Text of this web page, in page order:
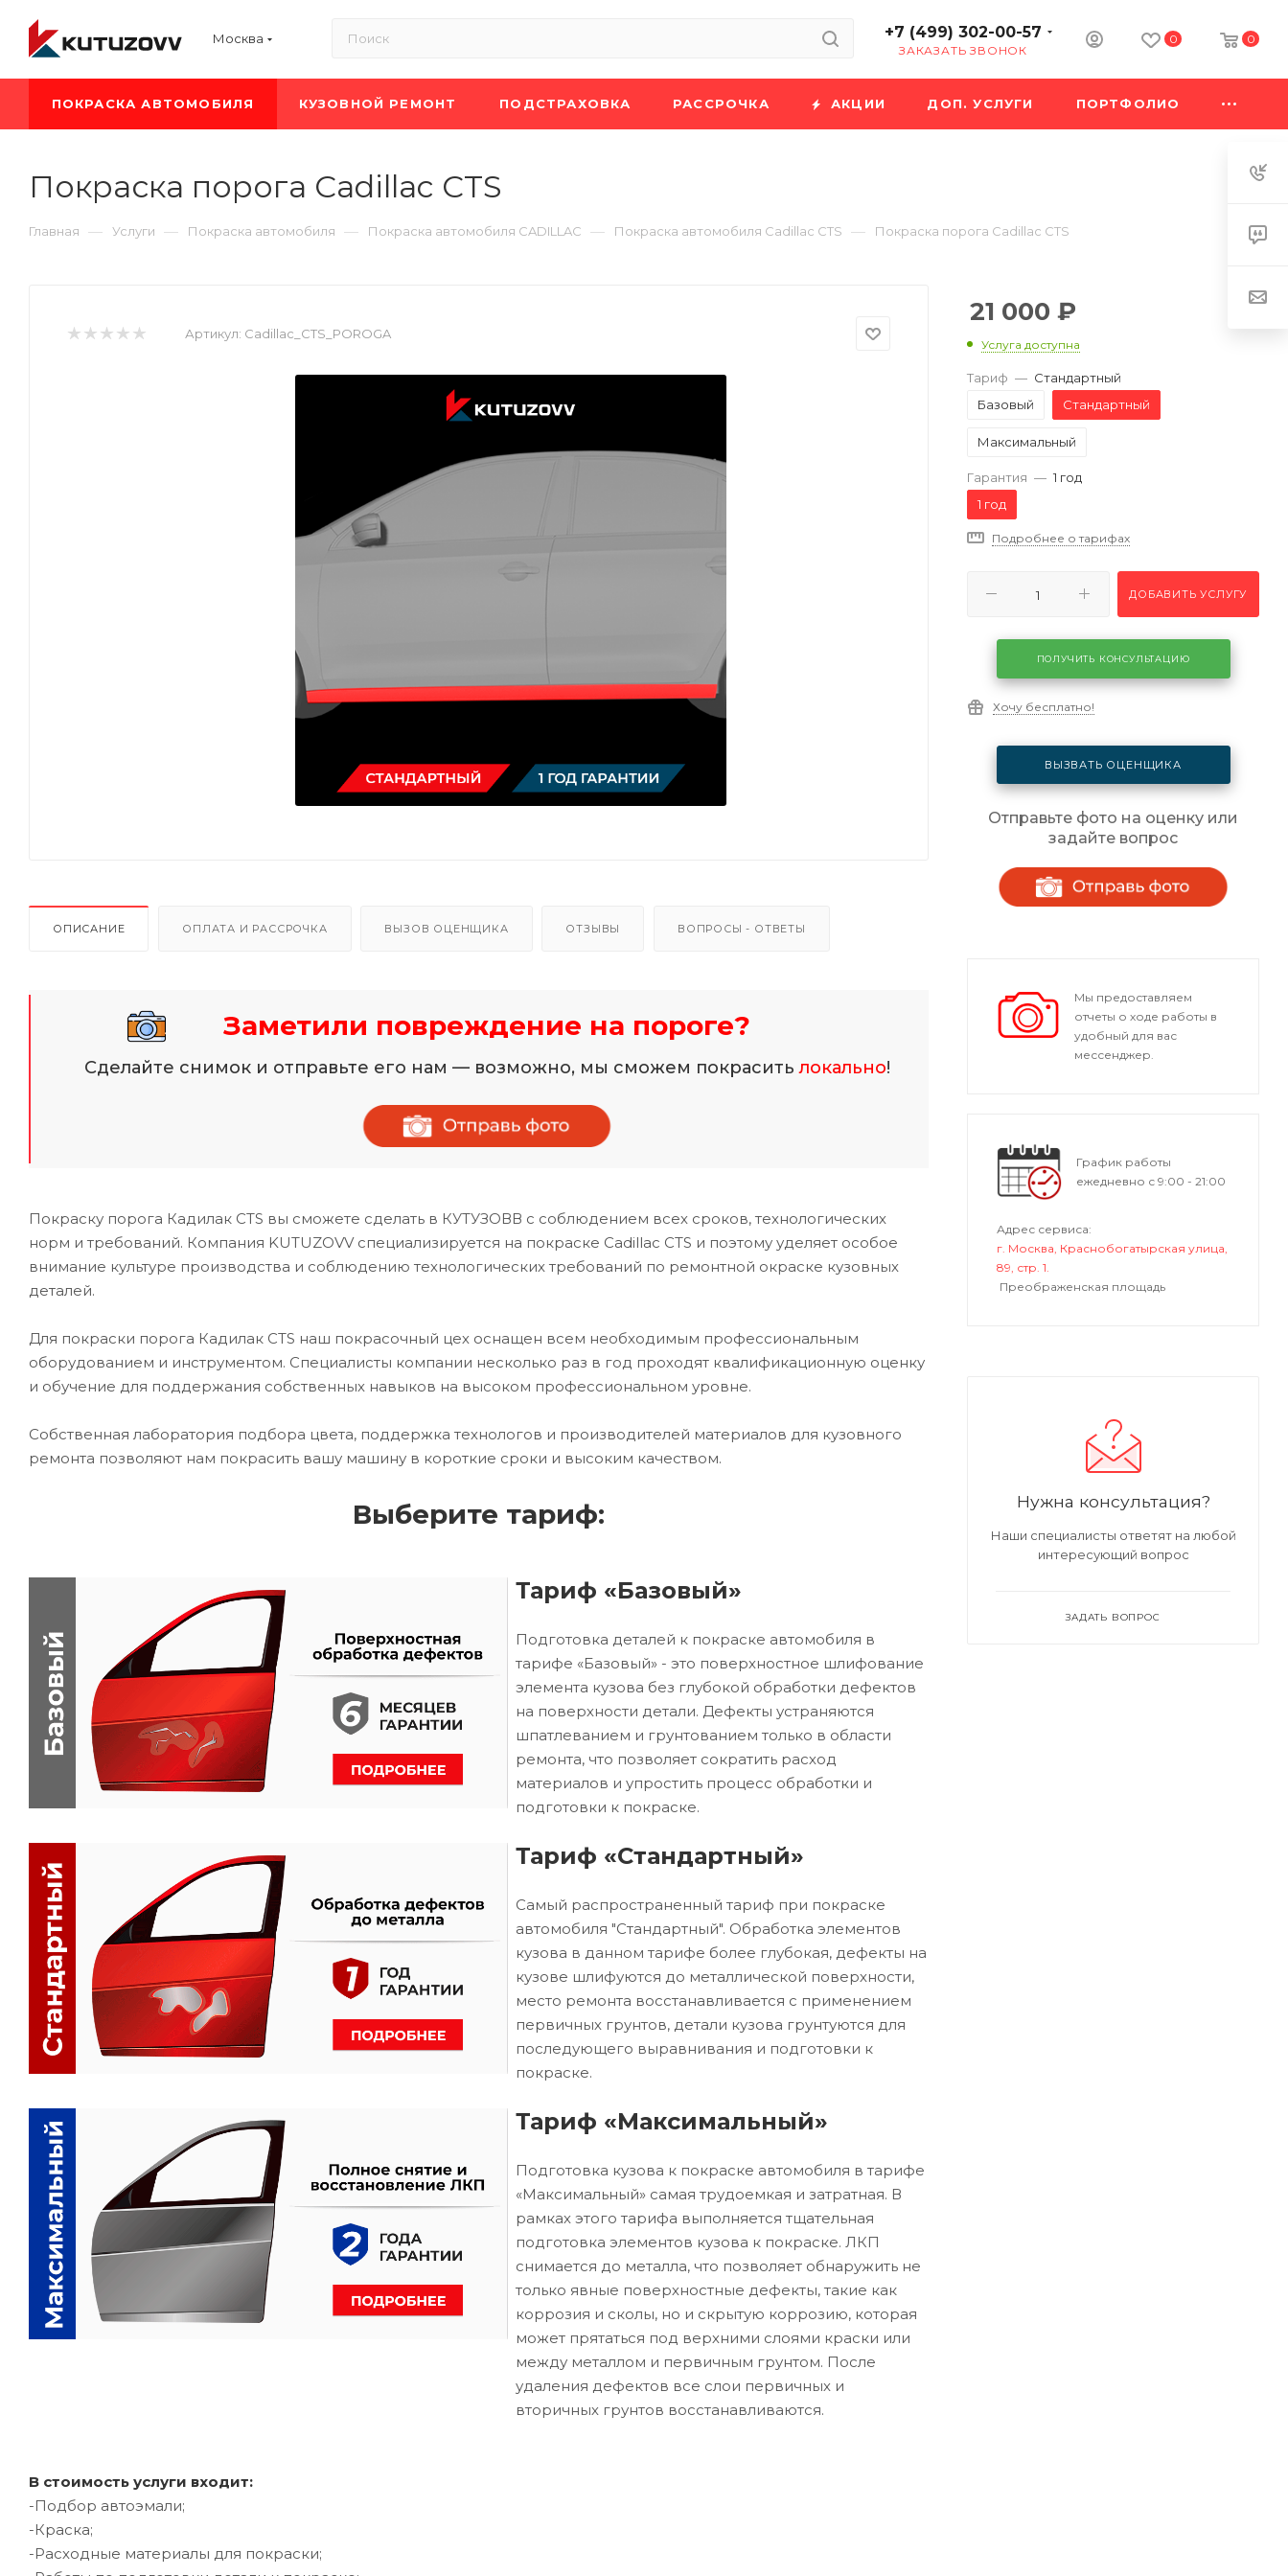
Москва +7 (499) 302-00-57
ЗАКАЗАТЬ ЗВОНОК
0 0
ПОКРАСКА АВТОМОБИЛЯ КУЗОВНОЙ РЕМОНТ ПОДСТРАХОВКА РАССРОЧКА АКЦИИ ДОП. УСЛУГИ ПОРТФОЛИО
Покраска порога Cadillac CTS
Главная — Услуги — Покраска автомобиля — Покраска автомобиля CADILLAC — Покраска автомобиля Cadillac CTS — Покраска порога Cadillac CTS
Артикул: Cadillac_CTS_POROGA
ОПИСАНИЕ ОПЛАТА И РАССРОЧКА ВЫЗОВ ОЦЕНЩИКА ОТЗЫВЫ ВОПРОСЫ - ОТВЕТЫ
Заметили повреждение на пороге?
Сделайте снимок и отправьте его нам — возможно, мы сможем покраситьлокально!
Покраску порога Кадилак CTS вы сможете сделать в КУТУЗОВВ с соблюдением всех сроков, технологических
норм и требований. Компания KUTUZOVV специализируется на покраске Cadillac CTS и поэтому уделяет особое
внимание культуре производства и соблюдению технологических требований по ремонтной окраске кузовных
деталей.
Для покраски порога Кадилак CTS наш покрасочный цех оснащен всем необходимым профессиональным
оборудованием и инструментом. Специалисты компании несколько раз в год проходят квалификационную оценку
и обучение для поддержания собственных навыков на высоком профессиональном уровне.
Собственная лаборатория подбора цвета, поддержка технологов и производителей материалов для кузовного
ремонта позволяют нам покрасить вашу машину в короткие сроки и высоким качеством.
Выберите тариф:
Тариф «Базовый»
Подготовка деталей к покраске автомобиля в
тарифе «Базовый» - это поверхностное шлифование
элемента кузова без глубокой обработки дефектов
на поверхности детали. Дефекты устраняются
шпатлеванием и грунтованием только в области
ремонта, что позволяет сократить расход
материалов и упростить процесс обработки и
подготовки к покраске.
Тариф «Стандартный»
Самый распространенный тариф при покраске
автомобиля "Стандартный". Обработка элементов
кузова в данном тарифе более глубокая, дефекты на
кузове шлифуются до металлической поверхности,
место ремонта восстанавливается с применением
первичных грунтов, детали кузова грунтуются для
последующего выравнивания и подготовки к
покраске.
Тариф «Максимальный»
Подготовка кузова к покраске автомобиля в тарифе
«Максимальный» самая трудоемкая и затратная. В
рамках этого тарифа выполняется тщательная
подготовка элементов кузова к покраске. ЛКП
снимается до металла, что позволяет обнаружить не
только явные поверхностные дефекты, такие как
коррозия и сколы, но и скрытую коррозию, которая
может прятаться под верхними слоями краски или
между металлом и первичным грунтом. После
удаления дефектов все слои первичных и
вторичных грунтов восстанавливаются.
В стоимость услуги входит:
-Подбор автоэмали;
-Краска;
-Расходные материалы для покраски;
21 000 ₽
Услуга доступна
Тариф — Стандартный
Базовый
Стандартный
Максимальный
Гарантия — 1 год
1 год
Подробнее о тарифах
ДОБАВИТЬ УСЛУГУ
ПОЛУЧИТЬ КОНСУЛЬТАЦИЮ
Хочу бесплатно!
ВЫЗВАТЬ ОЦЕНЩИКА
Отправьте фото на оценку или
задайте вопрос
Мы предоставляем
отчеты о ходе работы в
удобный для вас
мессенджер.
График работы
ежедневно с 9:00 - 21:00
Адрес сервиса:
г. Москва, Краснобогатырская улица,
89, стр. 1.
Преображенская площадь
Нужна консультация?
Наши специалисты ответят на любой
интересующий вопрос
ЗАДАТЬ ВОПРОС